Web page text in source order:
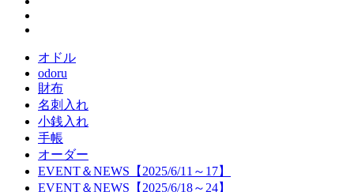
オドル
odoru
財布
名刺入れ
小銭入れ
手帳
オーダー
EVENT＆NEWS【2025/6/11～17】
EVENT＆NEWS【2025/6/18～24】